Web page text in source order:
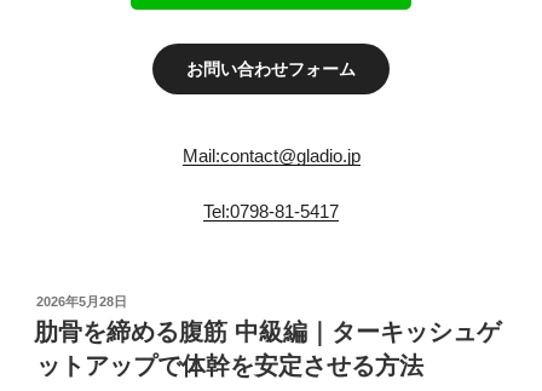
お問い合わせフォーム
Mail:contact@gladio.jp
Tel:0798-81-5417
投
稿
日:
2026年5月28日
肋骨を締める腹筋 中級編｜ターキッシュゲ
ットアップで体幹を安定させる方法